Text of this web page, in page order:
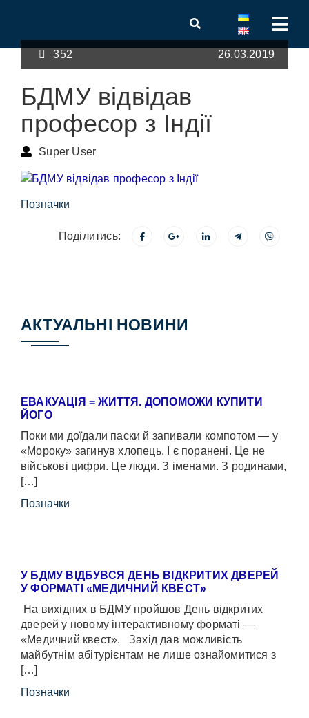
352 26.03.2019
БДМУ відвідав
професор з Індії
Super User
Позначки
Поділитись:
АКТУАЛЬНІ НОВИНИ
ЕВАКУАЦІЯ = ЖИТТЯ. ДОПОМОЖИ КУПИТИ
ЙОГО
Поки ми доїдали паски й запивали компотом — у
«Мороку» загинув хлопець. І є поранені. Це не
військові цифри. Це люди. З іменами. З родинами,
[…]
Позначки
У БДМУ ВІДБУВСЯ ДЕНЬ ВІДКРИТИХ ДВЕРЕЙ
У ФОРМАТІ «МЕДИЧНИЙ КВЕСТ»
На вихідних в БДМУ пройшов День відкритих
дверей у новому інтерактивному форматі —
«Медичний квест». Захід дав можливість
майбутнім абітурієнтам не лише ознайомитися з
[…]
Позначки